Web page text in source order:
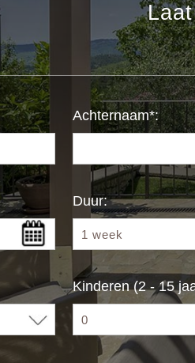
Achternaam*:
Duur:
Kinderen (2 - 15